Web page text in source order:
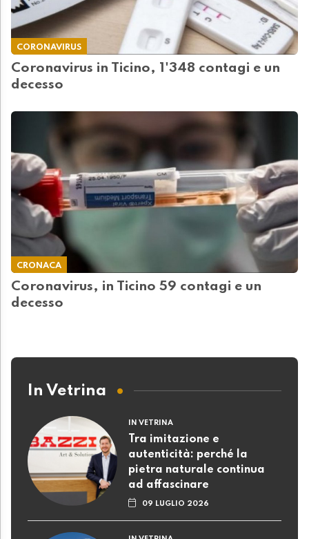
CORONAVIRUS
Coronavirus in Ticino, 1'348 contagi e un
decesso
CRONACA
Coronavirus, in Ticino 59 contagi e un
decesso
In Vetrina
IN VETRINA
Tra imitazione e
autenticità: perché la
pietra naturale continua
ad affascinare
09 LUGLIO 2026